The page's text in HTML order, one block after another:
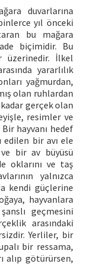
duvarlarına
yıl önceki
bu mağara
biçimidir. Bu
üzerinedir. İlkel
yararlılık
yağmurdan,
olan ruhlardan
gerçek olan
resimler ve
hayvanı hedef
bir avı ele
bir av büyüsü
oklarını ve taş
yalnızca
kendi güçlerine
hayvanlara
geçmesini
arasındaki
Yerliler, bir
bir ressama,
alıp götürürsen,